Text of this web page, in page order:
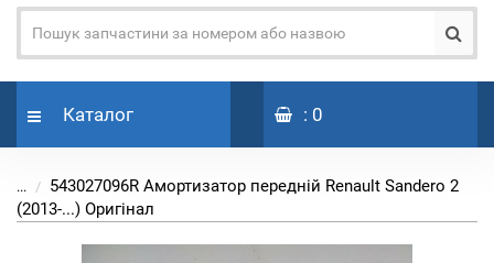
Каталог : 0
...
543027096R Амортизатор передній Renault Sandero 2
(2013-...) Оригінал